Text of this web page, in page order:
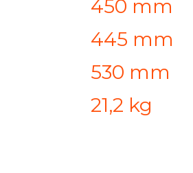
450 mm
445 mm
530 mm
21,2 kg